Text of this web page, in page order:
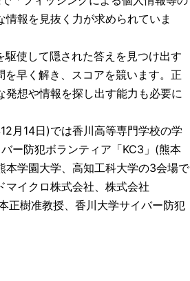
報を見抜く力が求められていま
使して隠された答えを見つけ出す
早く解き、スコアを競います。正
想や情報を探し出す能力も必要に
月14日)では香川高等専門学校の学
ー防犯ボランティア「KC3」(熊本
学園大学、高知工科大学の3会場で
マイクロ株式会社、株式会社
正樹准教授、香川大学サイバー防犯